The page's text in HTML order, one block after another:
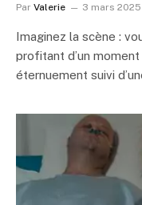
Par Valerie 3 mars 2025
Imaginez la scène :
profitant d’un
éternuement suivi